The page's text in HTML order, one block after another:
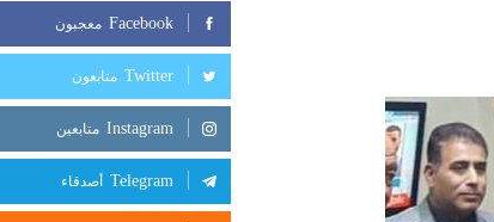
Facebook معجبون
Twitter متابعون
Instagram متابعين
Telegram أصدقاء